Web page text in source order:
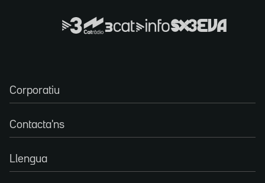
Corporatiu
Contacta'ns
Llengua